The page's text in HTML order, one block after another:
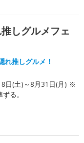
しグルメフェ
れ推しグルメ！
日(土)～8月31日(月) ※
る。